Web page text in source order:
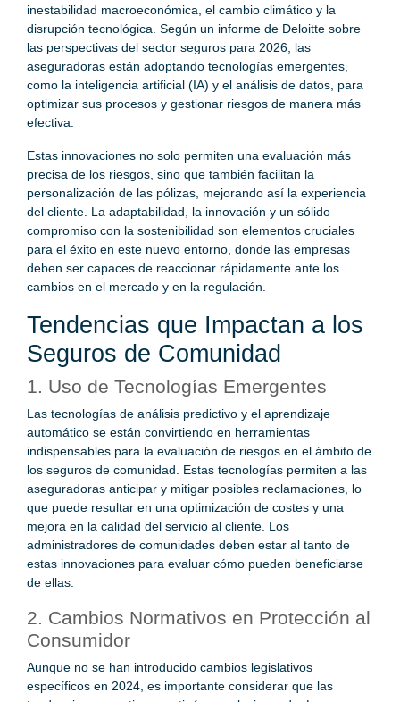
inestabilidad macroeconómica, el cambio climático y la
disrupción tecnológica. Según un informe de Deloitte sobre
las perspectivas del sector seguros para 2026, las
aseguradoras están adoptando tecnologías emergentes,
como la inteligencia artificial (IA) y el análisis de datos, para
optimizar sus procesos y gestionar riesgos de manera más
efectiva.
Estas innovaciones no solo permiten una evaluación más
precisa de los riesgos, sino que también facilitan la
personalización de las pólizas, mejorando así la experiencia
del cliente. La adaptabilidad, la innovación y un sólido
compromiso con la sostenibilidad son elementos cruciales
para el éxito en este nuevo entorno, donde las empresas
deben ser capaces de reaccionar rápidamente ante los
cambios en el mercado y en la regulación.
Tendencias que Impactan a los
Seguros de Comunidad
1. Uso de Tecnologías Emergentes
Las tecnologías de análisis predictivo y el aprendizaje
automático se están convirtiendo en herramientas
indispensables para la evaluación de riesgos en el ámbito de
los seguros de comunidad. Estas tecnologías permiten a las
aseguradoras anticipar y mitigar posibles reclamaciones, lo
que puede resultar en una optimización de costes y una
mejora en la calidad del servicio al cliente. Los
administradores de comunidades deben estar al tanto de
estas innovaciones para evaluar cómo pueden beneficiarse
de ellas.
2. Cambios Normativos en Protección al
Consumidor
Aunque no se han introducido cambios legislativos
específicos en 2024, es importante considerar que las